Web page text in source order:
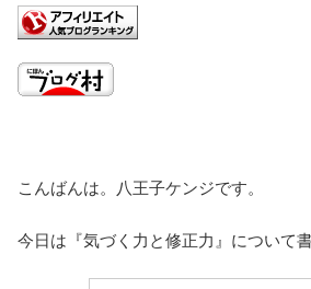
こんばんは。八王子ケンジです。
今日は『気づく力と修正力』について